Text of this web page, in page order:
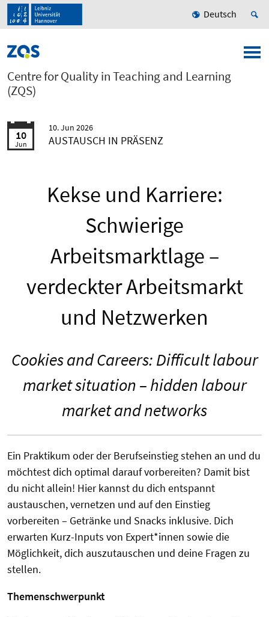
Deutsch
Centre for Quality in Teaching and Learning
(ZQS)
10
Jun
10. Jun 2026
AUSTAUSCH IN PRÄSENZ
Kekse und Karriere:
Schwierige
Arbeitsmarktlage –
verdeckter Arbeitsmarkt
und Netzwerken
Cookies and Careers: Difficult labour
market situation – hidden labour
market and networks
Ein Praktikum oder der Berufseinstieg stehen an und du
möchtest dich optimal darauf vorbereiten? Damit bist
du nicht allein! Hier kannst du dich entspannt
austauschen, vernetzen und auf den Einstieg
vorbereiten – Getränke und Snacks inklusive. Dich
erwarten Kurz-Inputs von Expert*innen sowie die
Möglichkeit, dich auszutauschen und deine Fragen zu
stellen.
Themenschwerpunkt